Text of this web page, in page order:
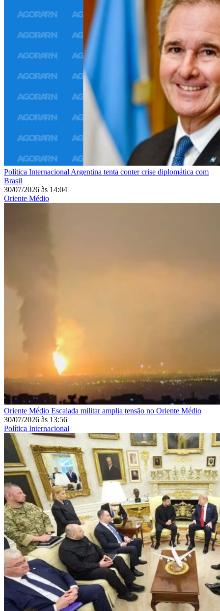
Política Internacional Argentina tenta conter crise diplomática com
Brasil
30/07/2026 às 14:04
Oriente Médio
Oriente Médio Escalada militar amplia tensão no Oriente Médio
30/07/2026 às 13:56
Política Internacional